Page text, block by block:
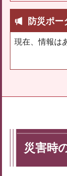
防災ポー
現在、情報は
災害時